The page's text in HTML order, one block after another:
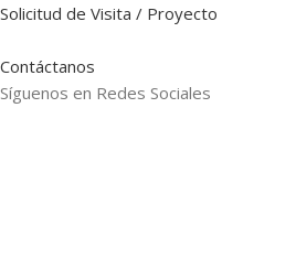
Solicitud de Visita / Proyecto
Contáctanos
Síguenos en Redes Sociales